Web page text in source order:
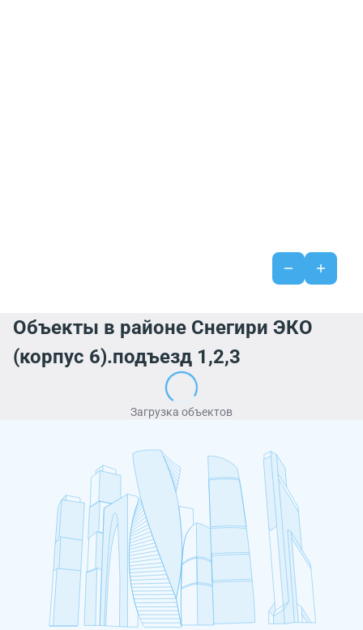
Объекты в районе Снегири ЭКО
(корпус 6).подъезд 1,2,3
Загрузка объектов